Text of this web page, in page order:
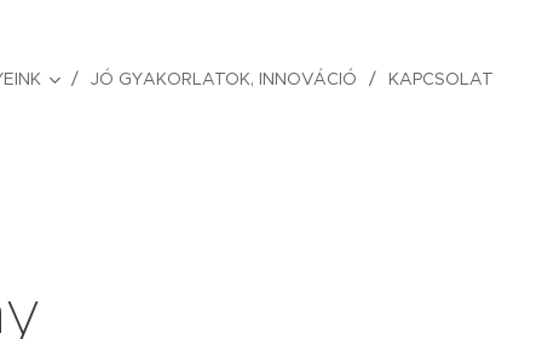
JÓ GYAKORLATOK, INNOVÁCIÓ KAPCSOLAT